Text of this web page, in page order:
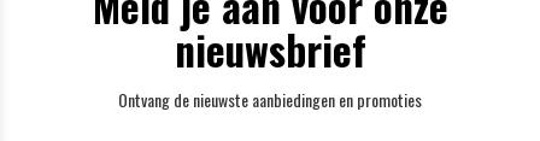
nieuwsbrief
Ontvang de nieuwste aanbiedingen en promoties